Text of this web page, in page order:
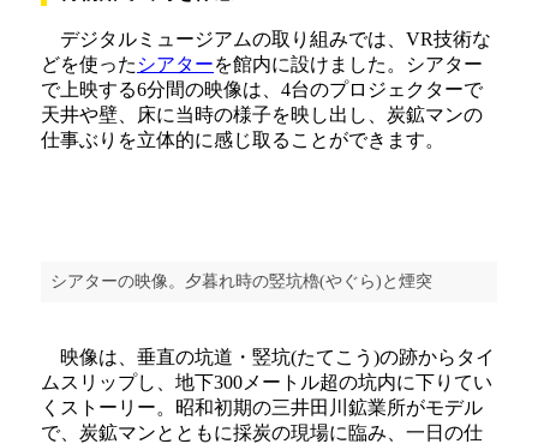
デジタルミュージアムの取り組みでは、VR技術な
どを使った シアターを館内に設けました。シアター
で上映する6分間の映像は、4台のプロジェクターで
天井や壁、床に当時の様子を映し出し、炭鉱マンの
仕事ぶりを立体的に感じ取ることができます。
シアターの映像。夕暮れ時の竪坑櫓(やぐら)と煙突
映像は、垂直の坑道・竪坑(たてこう)の跡からタイ
ムスリップし、地下300メートル超の坑内に下りてい
くストーリー。昭和初期の三井田川鉱業所がモデル
で、炭鉱マンとともに採炭の現場に臨み、一日の仕